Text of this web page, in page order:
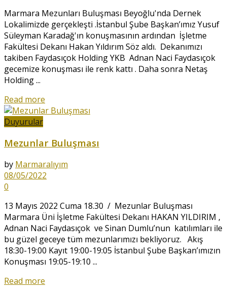
Marmara Mezunları Buluşması Beyoğlu'nda Dernek
Lokalimizde gerçekleşti .İstanbul Şube Başkan’ımız Yusuf
Süleyman Karadağ'ın konuşmasının ardından İşletme
Fakültesi Dekanı Hakan Yıldırım Söz aldı. Dekanımızı
takiben Faydasıçok Holding YKB Adnan Naci Faydasıçok
gecemize konuşması ile renk kattı . Daha sonra Netaş
Holding ...
Read more
Duyurular
Mezunlar Buluşması
by Marmaralıyım
08/05/2022
0
13 Mayıs 2022 Cuma 18.30 / Mezunlar Buluşması
Marmara Üni İşletme Fakültesi Dekanı HAKAN YILDIRIM ,
Adnan Naci Faydasıçok ve Sinan Dumlu’nun katılımları ile
bu güzel geceye tüm mezunlarımızı bekliyoruz. Akış
18:30-19:00 Kayıt 19:00-19:05 İstanbul Şube Başkan’ımızın
Konuşması 19:05-19:10 ...
Read more